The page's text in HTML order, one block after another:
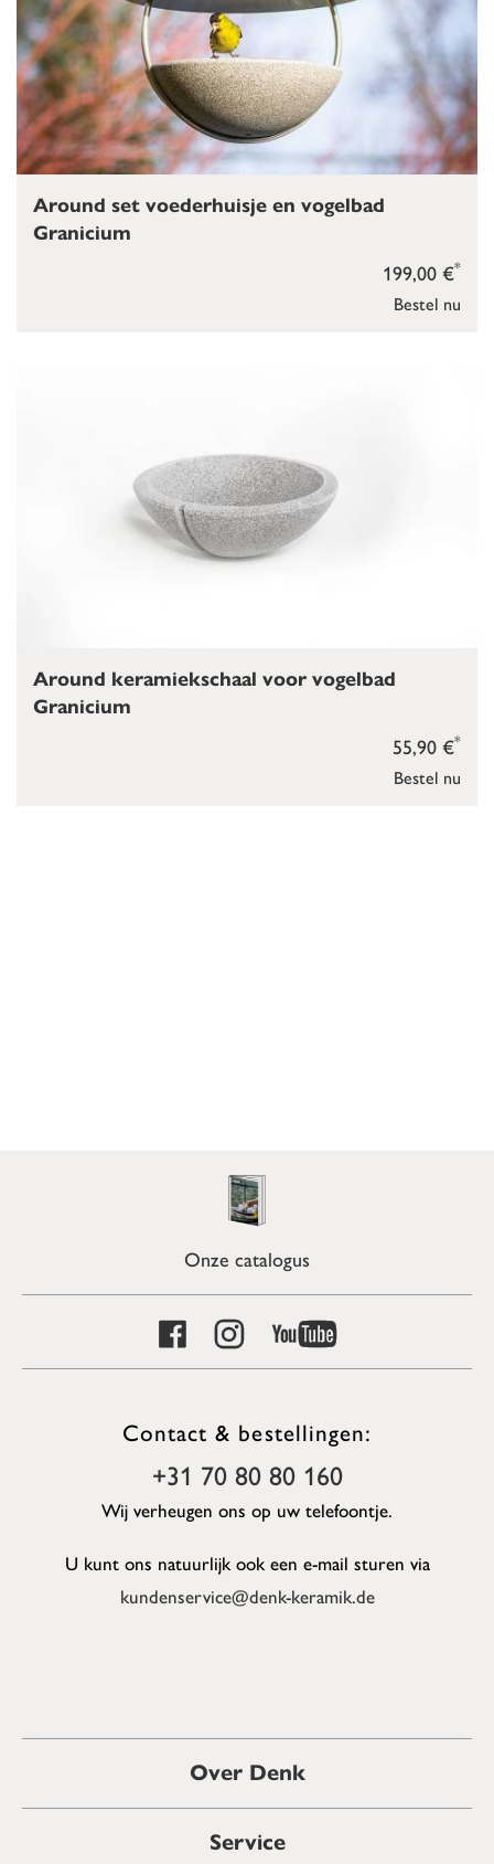
Bestel nu
199,00 €*
Around set voederhuisje en vogelbad
Granicium
Bestel nu
55,90 €*
Around keramiekschaal voor vogelbad
Granicium
Onze catalogus
Contact & bestellingen:
+31 70 80 80 160
Wij verheugen ons op uw telefoontje.
U kunt ons natuurlijk ook een e-mail sturen via
kundenservice@denk-keramik.de
Over Denk
Service